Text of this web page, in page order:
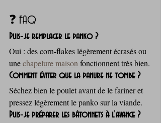
❓ FAQ
Puis‑je remplacer le panko ?
Oui : des corn‑flakes légèrement écrasés ou
une chapelure maison fonctionnent très bien.
Comment éviter que la panure ne tombe ?
Séchez bien le poulet avant de le fariner et
pressez légèrement le panko sur la viande.
Puis‑je préparer les bâtonnets à l’avance ?